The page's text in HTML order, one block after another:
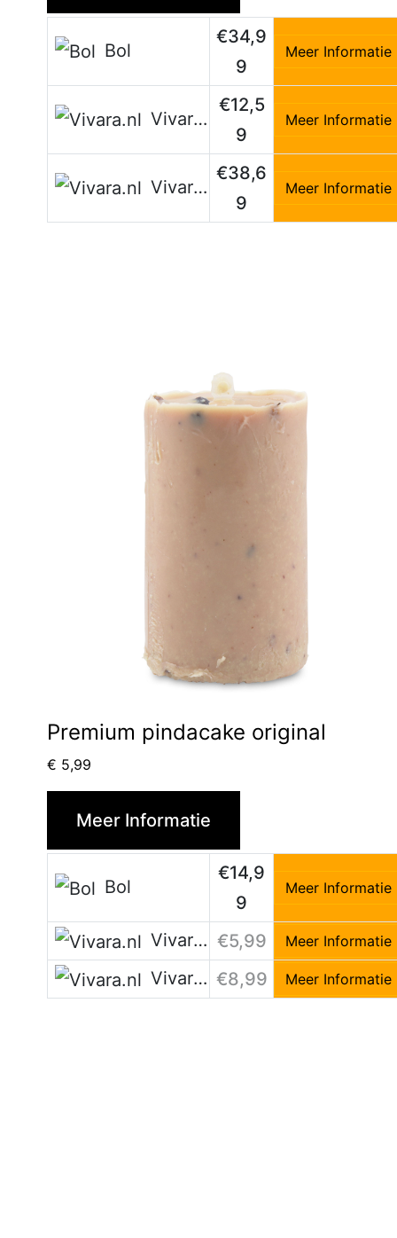
Bol
€34,9
9
Meer Informatie
Vivara.nl
€12,5
9
Meer Informatie
Vivara.nl
€38,6
9
Meer Informatie
Premium pindacake original
€ 5,99
Meer Informatie
Bol
€14,9
9
Meer Informatie
Vivara.nl €5,99 Meer Informatie
Vivara.nl €8,99 Meer Informatie